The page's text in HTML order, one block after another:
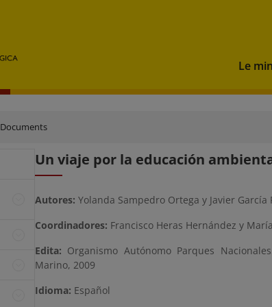
Le
Documents
Un viaje por la educación
Autores: Yolanda Sampedro Ortega y Javier García
Coordinadores: Francisco Heras Hernández y
Edita: Organismo Autónomo Parques
Marino, 2009
Idioma: Español